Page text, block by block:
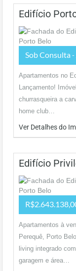
Edifício
Sob Consulta -
Apartamentos no
Lançamento!
churrasqueira a
home club…
Ver Detalhes do
Edifício
Apartamentos à
Perequê, Porto
living integrado
garagem e área…